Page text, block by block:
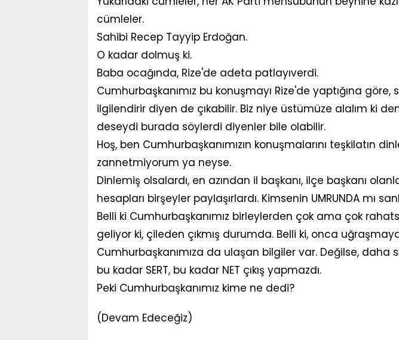
cümleler.
Sahibi Recep Tayyip Erdoğan.
O kadar dolmuş ki.
Baba ocağında, Rize'de adeta patlayıverdi.
Cumhurbaşkanımız bu konuşmayı Rize'de yaptığına göre,
ilgilendirir diyen de çıkabilir. Biz niye üstümüze alalım ki
deseydi burada söylerdi diyenler bile olabilir.
Hoş, ben Cumhurbaşkanımızın konuşmalarını teşkilatın
zannetmiyorum ya neyse.
Dinlemiş olsalardı, en azından il başkanı, ilçe başkanı
hesapları birşeyler paylaşırlardı. Kimsenin UMRUNDA mı
Belli ki Cumhurbaşkanımız birleylerden çok ama çok
geliyor ki, çileden çıkmış durumda. Belli ki, onca
Cumhurbaşkanımıza da ulaşan bilgiler var. Değilse, daha
bu kadar SERT, bu kadar NET çıkış yapmazdı.
Peki Cumhurbaşkanımız kime ne dedi?
(Devam Edeceğiz)